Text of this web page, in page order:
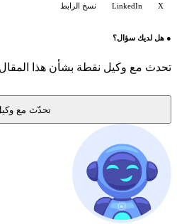
LinkedIn نسخ الرابط
●هل لديك سؤال؟
تحدث مع وكيل نقطة بشأن هذا المقال.
تحدّث مع وكيل